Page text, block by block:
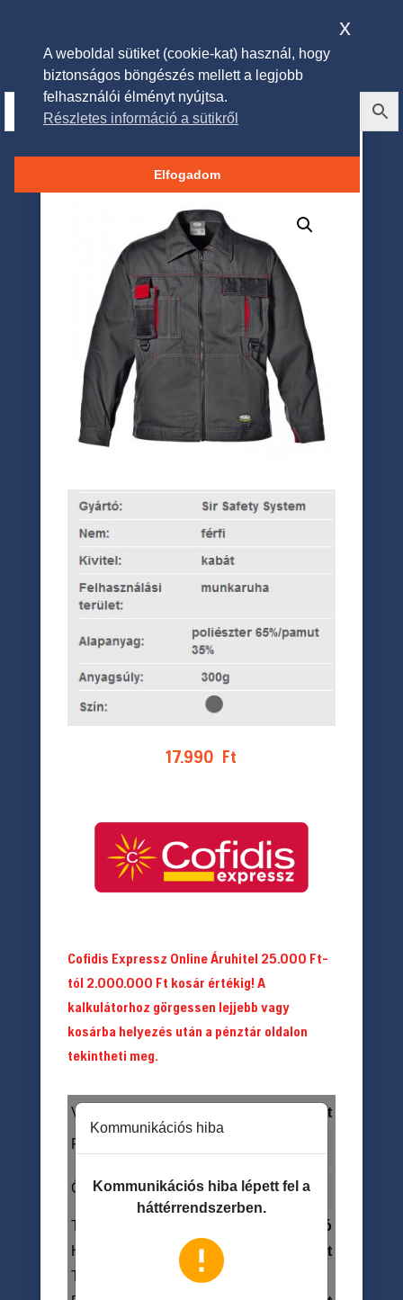
´HARRISON´ Munkakabát
Antracitszürke
17.990 Ft
Cofidis Expressz Online Áruhitel 25.000 Ft-
tól 2.000.000 Ft kosár értékig! A
kalkulátorhoz görgessen lejjebb vagy
kosárba helyezés után a pénztár oldalon
tekintheti meg.
A weboldal sütiket (cookie-kat) használ, hogy
biztonságos böngészés mellett a legjobb
felhasználói élményt nyújtsa.
Részletes információ a sütikről
Elfogadom
x